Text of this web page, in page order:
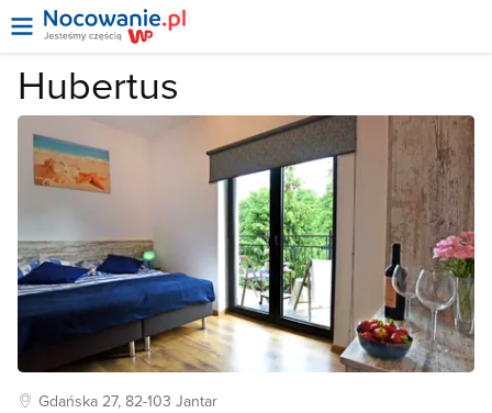
Hubertus
Gdańska27, 82-103 Jantar